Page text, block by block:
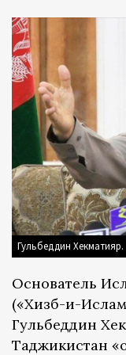
Гульбеддин
Основатель
(«Хизб-и-
Гульбеддин
Таджикистан